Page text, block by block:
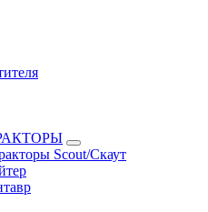
Scout/Скаут